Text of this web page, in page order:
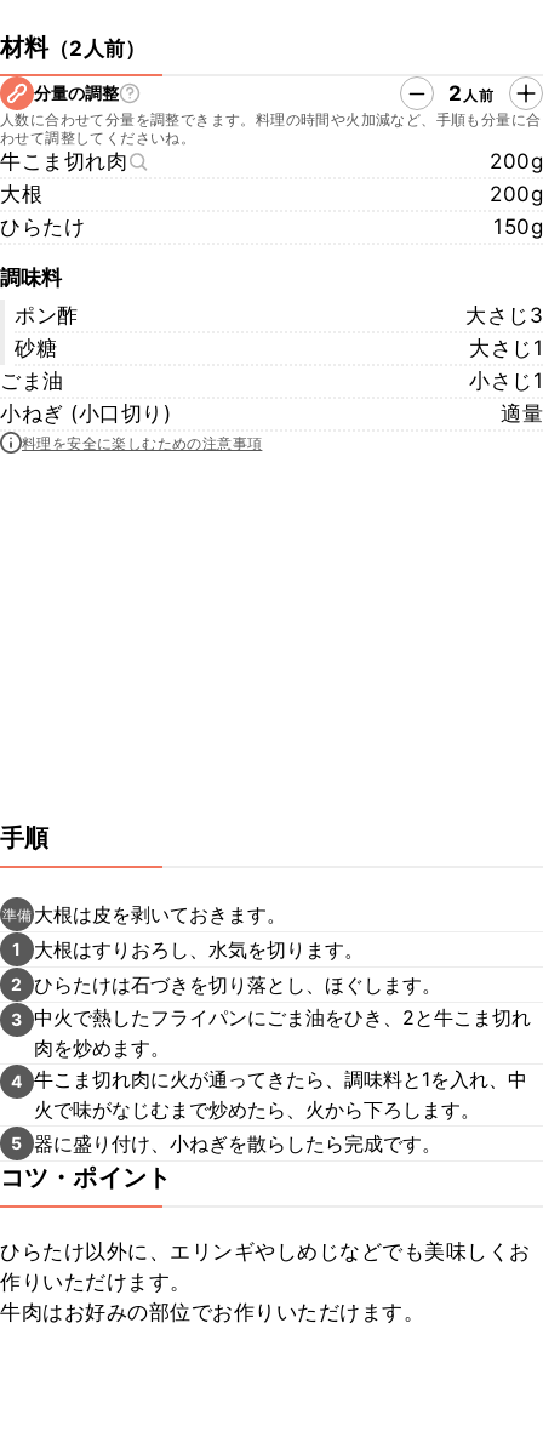
材料（2人前）
分量の調整 2 人前
人数に合わせて分量を調整できます。料理の時間や火加減など、手順も分量に合
わせて調整してくださいね。
牛こま切れ肉
200g
大根
200g
ひらたけ
150g
調味料
ポン酢
大さじ3
砂糖
大さじ1
ごま油
小さじ1
小ねぎ (小口切り)
適量
料理を安全に楽しむための注意事項
手順
準備 大根は皮を剥いておきます。
1 大根はすりおろし、水気を切ります。
2 ひらたけは石づきを切り落とし、ほぐします。
3 中火で熱したフライパンにごま油をひき、2と牛こま切れ
肉を炒めます。
4 牛こま切れ肉に火が通ってきたら、調味料と1を入れ、中
火で味がなじむまで炒めたら、火から下ろします。
5 器に盛り付け、小ねぎを散らしたら完成です。
コツ・ポイント
ひらたけ以外に、エリンギやしめじなどでも美味しくお
作りいただけます。
牛肉はお好みの部位でお作りいただけます。